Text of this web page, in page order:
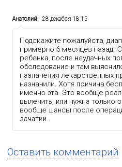
Анатолий 28 декабря 18:15
Подскажите пожалуйста,
примерно 6 месяцев назад.
ребенка, после неудачных
обследование и там
назначения лекарственных
назначили. Хотя причина
именно эта. Это вообще
вылечить, или нужна только
вообще шансы после
зачатии.
Оставить комментарий